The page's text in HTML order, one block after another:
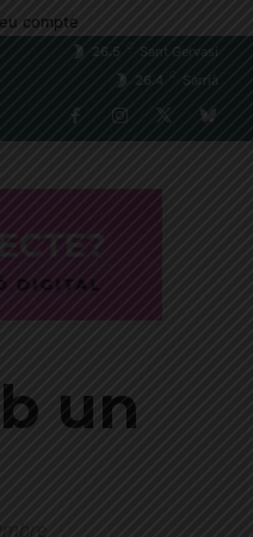
compte
26.5
Sant Gervasi
26.4
Sarrià
un